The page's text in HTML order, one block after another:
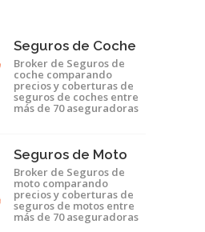
Seguros de Coche
Broker de Seguros de
coche comparando
precios y coberturas de
seguros de coches entre
más de 70 aseguradoras
Seguros de Moto
Broker de Seguros de
moto comparando
precios y coberturas de
seguros de motos entre
más de 70 aseguradoras